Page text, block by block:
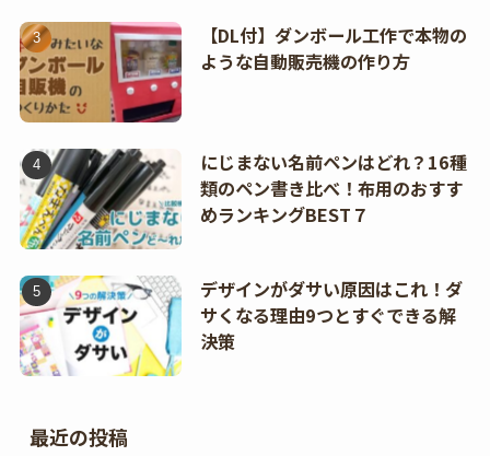
【DL付】ダンボール工作で本物の
ような自動販売機の作り方
にじまない名前ペンはどれ？16種
類のペン書き比べ！布用のおすす
めランキングBEST７
デザインがダサい原因はこれ！ダ
サくなる理由9つとすぐできる解
決策
最近の投稿